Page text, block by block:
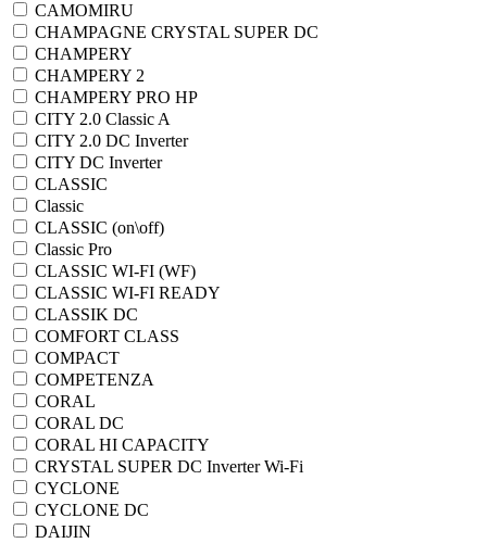
CAMOMIRU
CHAMPAGNE CRYSTAL SUPER DC
CHAMPERY
CHAMPERY 2
CHAMPERY PRO HP
CITY 2.0 Classic A
CITY 2.0 DC Inverter
CITY DC Inverter
CLASSIC
Classic
CLASSIC (on\off)
Classic Pro
CLASSIC WI-FI (WF)
CLASSIC WI-FI READY
CLASSIK DC
COMFORT CLASS
COMPACT
COMPETENZA
CORAL
CORAL DC
CORAL HI CAPACITY
CRYSTAL SUPER DC Inverter Wi-Fi
CYCLONE
CYCLONE DC
DAIJIN